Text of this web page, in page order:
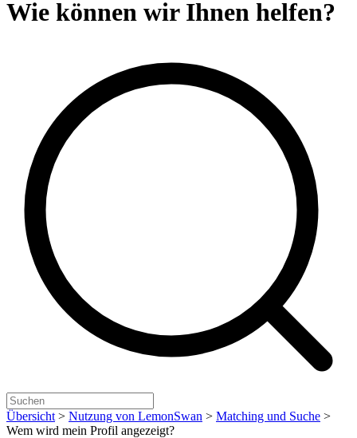
Wie können wir Ihnen helfen?
Übersicht > Nutzung von LemonSwan > Matching und Suche >
Wem wird mein Profil angezeigt?